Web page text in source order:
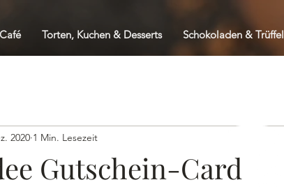
Gutschein-Card
2020 1 Min. Lesezeit
Café Torten, Kuchen & Desserts Schokoladen & Trüffel